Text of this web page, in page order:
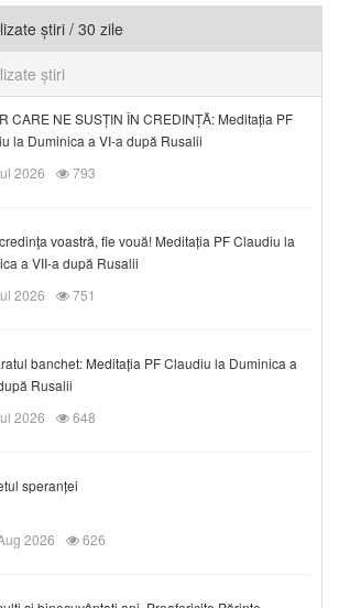
știri / 30 zile
știri
CARE NE SUSȚIN ÎN CREDINȚĂ: Meditația PF
la Duminica a VI-a după Rusalii
2026
793
voastră, fie vouă! Meditația PF Claudiu la
a VII-a după Rusalii
2026
751
banchet: Meditația PF Claudiu la Duminica a
Rusalii
2026
648
speranței
2026 626